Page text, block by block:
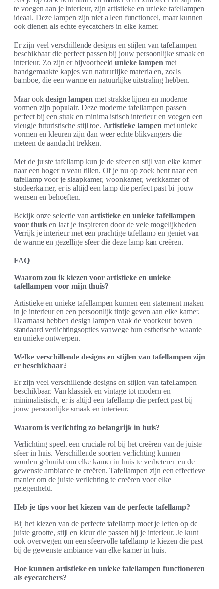
te voegen aan je interieur, zijn artistieke en unieke tafellampen
ideaal. Deze lampen zijn niet alleen functioneel, maar kunnen
ook dienen als echte eyecatchers in elke kamer.
Er zijn veel verschillende designs en stijlen van tafellampen
beschikbaar die perfect passen bij jouw persoonlijke smaak en
interieur. Zo zijn er bijvoorbeeld unieke lampen met
handgemaakte kapjes van natuurlijke materialen, zoals
bamboe, die een warme en natuurlijke uitstraling hebben.
Maar ook design lampen met strakke lijnen en moderne
vormen zijn populair. Deze moderne tafellampen passen
perfect bij een strak en minimalistisch interieur en voegen een
vleugje futuristische stijl toe. Artistieke lampen met unieke
vormen en kleuren zijn dan weer echte blikvangers die
meteen de aandacht trekken.
Met de juiste tafellamp kun je de sfeer en stijl van elke kamer
naar een hoger niveau tillen. Of je nu op zoek bent naar een
tafellamp voor je slaapkamer, woonkamer, werkkamer of
studeerkamer, er is altijd een lamp die perfect past bij jouw
wensen en behoeften.
Bekijk onze selectie van artistieke en unieke tafellampen
voor thuis en laat je inspireren door de vele mogelijkheden.
Verrijk je interieur met een prachtige tafellamp en geniet van
de warme en gezellige sfeer die deze lamp kan creëren.
FAQ
Waarom zou ik kiezen voor artistieke en unieke
tafellampen voor mijn thuis?
Artistieke en unieke tafellampen kunnen een statement maken
in je interieur en een persoonlijk tintje geven aan elke kamer.
Daarnaast hebben design lampen vaak de voorkeur boven
standaard verlichtingsopties vanwege hun esthetische waarde
en unieke ontwerpen.
Welke verschillende designs en stijlen van tafellampen zijn
er beschikbaar?
Er zijn veel verschillende designs en stijlen van tafellampen
beschikbaar. Van klassiek en vintage tot modern en
minimalistisch, er is altijd een tafellamp die perfect past bij
jouw persoonlijke smaak en interieur.
Waarom is verlichting zo belangrijk in huis?
Verlichting speelt een cruciale rol bij het creëren van de juiste
sfeer in huis. Verschillende soorten verlichting kunnen
worden gebruikt om elke kamer in huis te verbeteren en de
gewenste ambiance te creëren. Tafellampen zijn een effectieve
manier om de juiste verlichting te creëren voor elke
gelegenheid.
Heb je tips voor het kiezen van de perfecte tafellamp?
Bij het kiezen van de perfecte tafellamp moet je letten op de
juiste grootte, stijl en kleur die passen bij je interieur. Je kunt
ook overwegen om een sfeervolle tafellamp te kiezen die past
bij de gewenste ambiance van elke kamer in huis.
Hoe kunnen artistieke en unieke tafellampen functioneren
als eyecatchers?